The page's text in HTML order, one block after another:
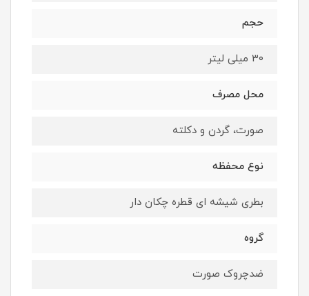
حجم
30 میلی لیتر
محل مصرف
صورت، گردن و دکلته
نوع محفظه
بطری شیشه ای قطره چکان دار
گروه
ضدچروک صورت